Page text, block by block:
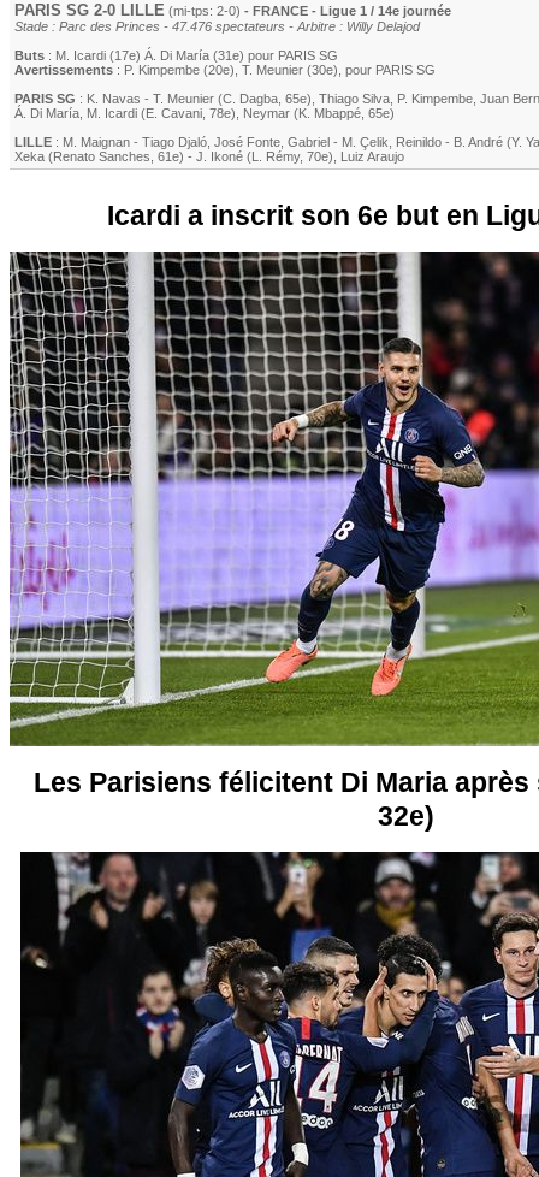
PARIS SG 2-0 LILLE (mi-tps: 2-0) - FRANCE - Ligue 1 / 14e journée
Stade : Parc des Princes - 47.476 spectateurs - Arbitre : Willy Delajod
Buts : M. Icardi (17e) Á. Di María (31e) pour PARIS SG
Avertissements : P. Kimpembe (20e) T. Meunier (30e) , pour PARIS SG
PARIS SG : K. Navas - T. Meunier (C. Dagba , 65e) Thiago Silva P. Kimpembe Juan
Á. Di María M. Icardi (E. Cavani , 78e) Neymar (K. Mbappé , 65e)
LILLE : M. Maignan - Tiago Djaló José Fonte Gabriel - M. Çelik Reinildo - B. André (Y.
Xeka (Renato Sanches , 61e) - J. Ikoné (L. Rémy, 70e) Luiz Araujo
Icardi a inscrit son 6e but en
Les Parisiens félicitent Di Maria après
32e)